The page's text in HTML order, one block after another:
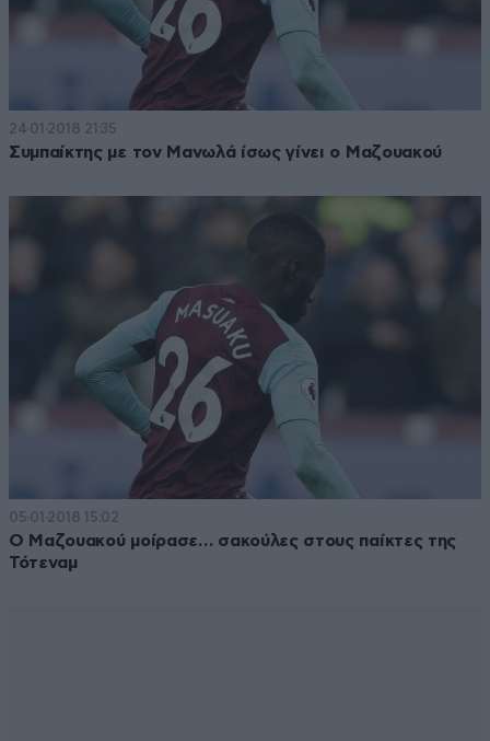
24·01·2018 21:35
Συμπαίκτης με τον Μανωλά ίσως γίνει ο Μαζουακού
05·01·2018 15:02
Ο Μαζουακού μοίρασε… σακούλες στους παίκτες της
Τότεναμ